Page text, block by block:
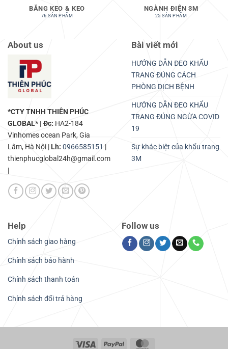
BĂNG KEO & KEO
76 SẢN PHẨM
NGÀNH ĐIỆN 3M
25 SẢN PHẨM
About us
*CTY TNHH THIÊN PHÚC
GLOBAL* | Đc: HA2-184
Vinhomes ocean Park, Gia
Lâm, Hà Nội | Lh: 0966585151 |
thienphucglobal24h@gmail.com
|
Bài viết mới
HƯỚNG DẪN ĐEO KHẨU
TRANG ĐÚNG CÁCH
PHÒNG DỊCH BỆNH
HƯỚNG DẪN ĐEO KHẨU
TRANG ĐÚNG NGỪA COVID
19
Sự khác biệt của khẩu trang
3M
Help
Chính sách giao hàng
Chính sách bảo hành
Chính sách thanh toán
Chính sách đổi trả hàng
Follow us
Visa PayPal